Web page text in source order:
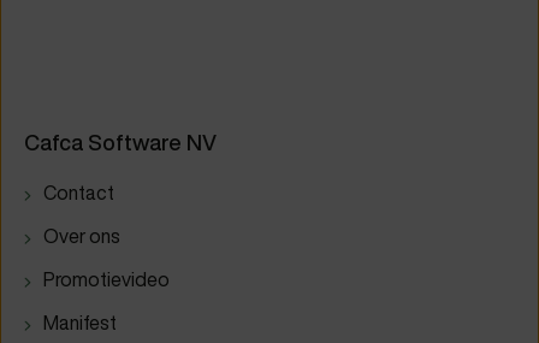
Cafca Software NV
Contact
Over ons
Promotievideo
Manifest